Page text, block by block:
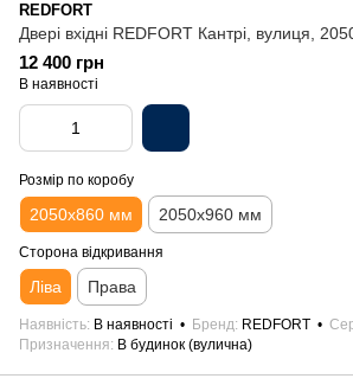
REDFORT
Двері вхідні REDFORT Кантрі, вулиця,
12 400 грн
В наявності
Розмір по коробу
2050х860 мм 2050х960 мм
Сторона відкривання
Ліва Права
Наявність В наявності Бренд REDFORT
Призначення
В будинок (вулична)